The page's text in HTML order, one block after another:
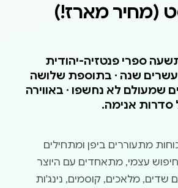
(מחיר מארז!)
ספרי פנטזיה-יהודית
שנה · בתוספת שלושה
שמעולם לא נחשפו · באווירה
סדרות אנימה.
מתעוררים ביפן ומתחילים
עצמי, מתאחדים עם היוצר
מלאכים, קוסמים, נינג'ות